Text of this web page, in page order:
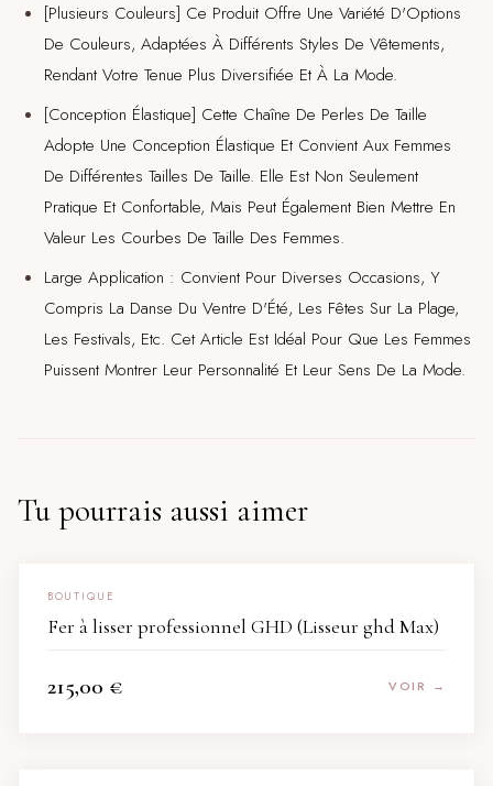
[Plusieurs Couleurs] Ce Produit Offre Une Variété D'Options
De Couleurs, Adaptées À Différents Styles De Vêtements,
Rendant Votre Tenue Plus Diversifiée Et À La Mode.
[Conception Élastique] Cette Chaîne De Perles De Taille
Adopte Une Conception Élastique Et Convient Aux Femmes
De Différentes Tailles De Taille. Elle Est Non Seulement
Pratique Et Confortable, Mais Peut Également Bien Mettre En
Valeur Les Courbes De Taille Des Femmes.
Large Application : Convient Pour Diverses Occasions, Y
Compris La Danse Du Ventre D'Été, Les Fêtes Sur La Plage,
Les Festivals, Etc. Cet Article Est Idéal Pour Que Les Femmes
Puissent Montrer Leur Personnalité Et Leur Sens De La Mode.
Tu pourrais aussi aimer
BOUTIQUE
Fer à lisser professionnel GHD (Lisseur ghd Max)
215,00 € VOIR →